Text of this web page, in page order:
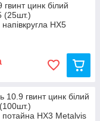
цинк білий
(25шт.)
HX5
гвинт цинк білий
HX3 Metalvis